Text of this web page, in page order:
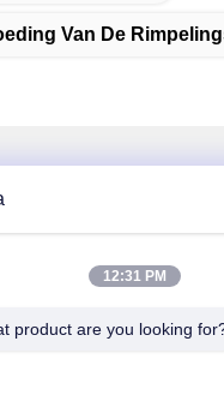
Van De
Road, het Gebied van
12:31 PM
product are you looking